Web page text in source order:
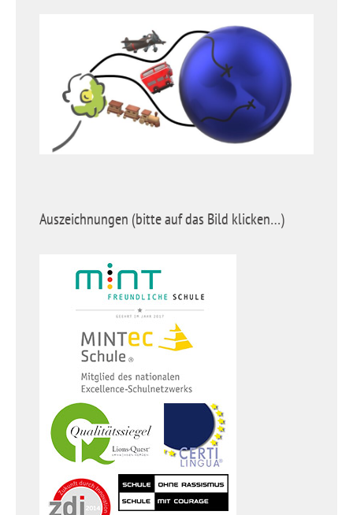
Auszeichnungen (bitte auf das Bild klicken…)